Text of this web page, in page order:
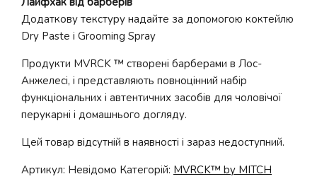
Додаткову текстуру надайте за допомогою коктейлю
Dry Paste і Grooming Spray
Продукти MVRCK ™ створені барберами в Лос-
Анжелесі, і представляють повноцінний набір
функціональних і автентичних засобів для чоловічої
перукарні і домашнього догляду.
Цей товар відсутній в наявності і зараз недоступний.
Артикул: Невідомо Категорій: MVRCK™ by MITCH